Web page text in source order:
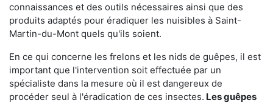
connaissances et des outils nécessaires ainsi que des
produits adaptés pour éradiquer les nuisibles à Saint-
Martin-du-Mont quels qu'ils soient.
En ce qui concerne les frelons et les nids de guêpes, il est
important que l'intervention soit effectuée par un
spécialiste dans la mesure où il est dangereux de
procéder seul à l'éradication de ces insectes. Les guêpes